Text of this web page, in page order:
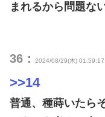
まれるから問題な
36： 2024/08/29(木)
>>14
普通、種蒔いたら